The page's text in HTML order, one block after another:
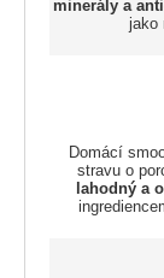
minerály a
jako
Domácí
stravu o
lahodný a